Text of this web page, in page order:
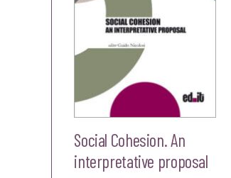
Social Cohesion. An
interpretative proposal